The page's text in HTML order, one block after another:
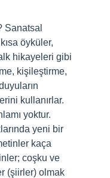
Sanatsal
öyküler,
hikayeleri gibi
kişileştirme,
kullanırlar.
yoktur.
yeni bir
kaça
coşku ve
(şiirler) olmak